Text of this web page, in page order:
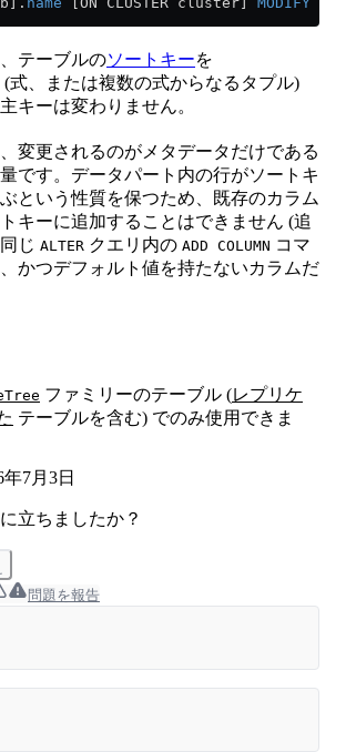
テーブルのソートキーを
(式、または複数の式からなるタプル)
キーは変わりません。
変更されるのがメタデータだけである
です。データパート内の行がソートキ
という性質を保つため、既存のカラム
キーに追加することはできません (追
じ ALTER クエリ内の ADD COLUMN コマ
かつデフォルト値を持たないカラムだ
ファミリーのテーブル (レプリケ
テーブルを含む) でのみ使用できま
年7月3日
立ちましたか？
問題を報告